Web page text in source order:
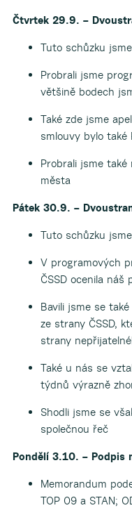
Čtvrtek 29.9. –
Tuto schůzku
Probrali jsme
většině bodech
Také zde jsme
smlouvy bylo také
Probrali jsme také
města
Pátek 30.9. –
Tuto schůzku
V programových
ČSSD ocenila náš
Bavili jsme se
ze strany ČSSD,
strany
Také u nás se
týdnů výrazně
Shodli jsme se
společnou řeč
Pondělí 3.10. – Podpis
Memorandum
TOP 09 a STAN;